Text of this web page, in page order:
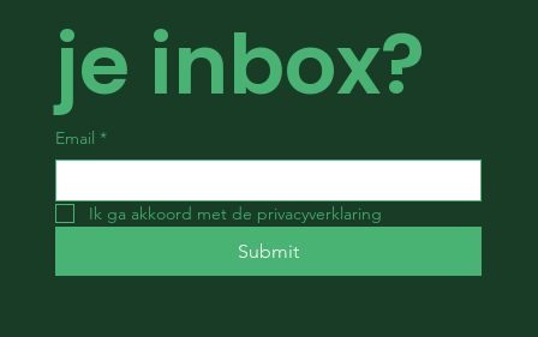
je inbox?
Email *
Ik ga akkoord met de privacyverklaring
Submit